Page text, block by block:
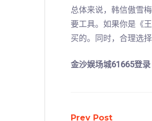
总体来说，韩信傲雪
要工具。如果你是《
买的。同时，合理选
金沙娱场城61665登录
Prev Post